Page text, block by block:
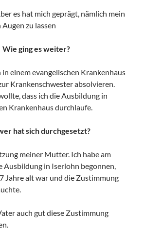
es hat mich geprägt, nämlich mein
zu lassen
Wie ging es weiter?
einem evangelischen Krankenhaus
Krankenschwester absolvieren.
dass ich die Ausbildung in
Krankenhaus durchlaufe.
hat sich durchgesetzt?
meiner Mutter. Ich habe am
Ausbildung in Iserlohn begonnen,
Jahre alt war und die Zustimmung
auch gut diese Zustimmung